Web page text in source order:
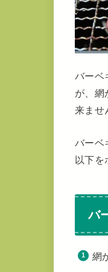
バーベ
が、網
来ませ
バーベ
以下を
バ
網